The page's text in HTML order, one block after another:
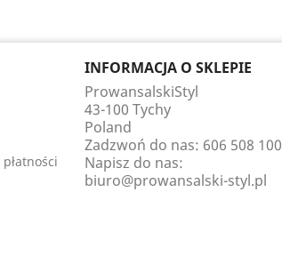
INFORMACJA O SKLEPIE
ProwansalskiStyl
43-100 Tychy
Poland
Zadzwoń do nas: 606 508 100
Napisz do nas:
biuro@prowansalski-styl.pl